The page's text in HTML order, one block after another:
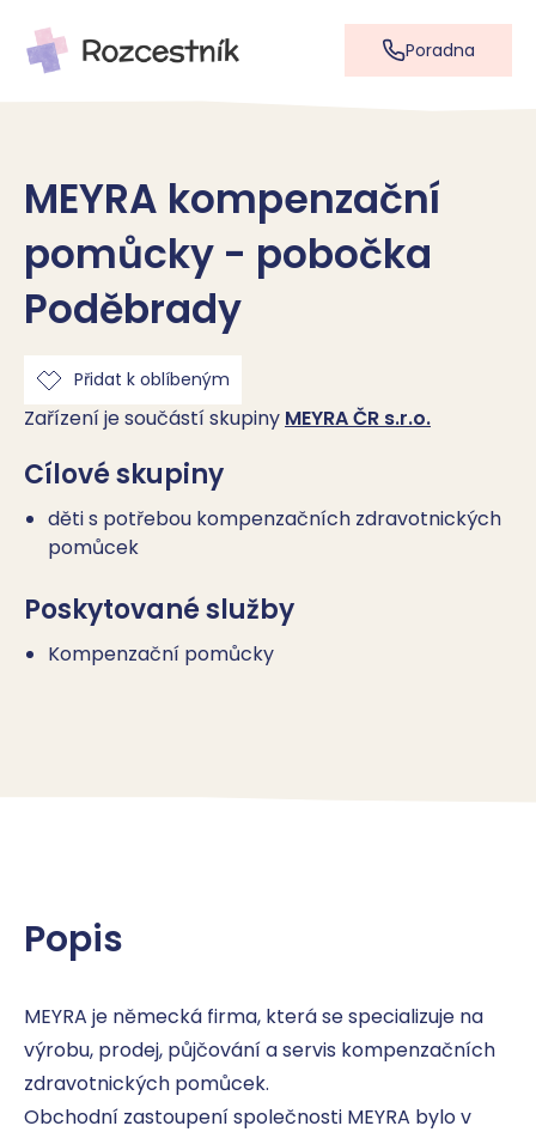
Poradna
MEYRA kompenzační
pomůcky - pobočka
Poděbrady
Přidat k oblíbeným
Zařízení je součástí skupiny MEYRA ČR s.r.o.
Cílové skupiny
děti s potřebou kompenzačních zdravotnických
pomůcek
Poskytované služby
Kompenzační pomůcky
Popis
MEYRA je německá firma, která se specializuje na
výrobu, prodej, půjčování a servis kompenzačních
zdravotnických pomůcek.
Obchodní zastoupení společnosti MEYRA bylo v